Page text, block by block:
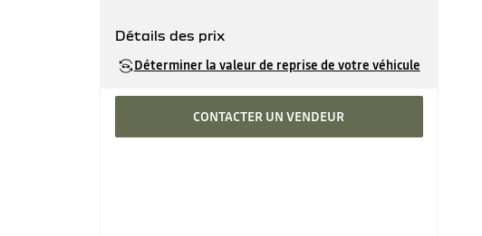
Détails des prix
moins prime
500 CHF
Déterminer la valeur de reprise de votre véhicule
CONTACTER UN VENDEUR